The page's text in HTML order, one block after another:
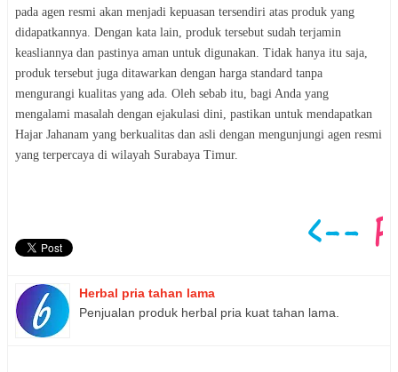
pada agen resmi akan menjadi kepuasan tersendiri atas produk yang
didapatkannya. Dengan kata lain, produk tersebut sudah terjamin
keasliannya dan pastinya aman untuk digunakan. Tidak hanya itu saja,
produk tersebut juga ditawarkan dengan harga standard tanpa
mengurangi kualitas yang ada. Oleh sebab itu, bagi Anda yang
mengalami masalah dengan ejakulasi dini, pastikan untuk mendapatkan
Hajar Jahanam yang berkualitas dan asli dengan mengunjungi agen resmi
yang terpercaya di wilayah Surabaya Timur.
Herbal pria tahan lama
Penjualan produk herbal pria kuat tahan lama.